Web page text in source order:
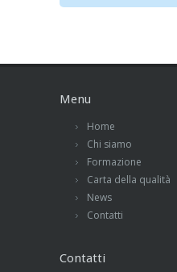
Menu
Home
Chi siamo
Formazione
Carta della qualità
News
Contatti
Contatti